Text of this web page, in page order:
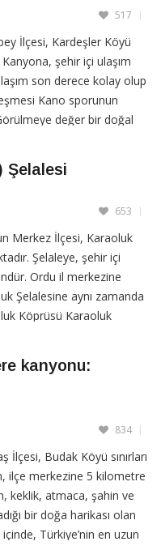
517
İlçesi, Kardeşler Köyü
Kanyona, şehir içi ulaşım
son derece kolay olup
Kano sporunun
değer bir doğal
Şelalesi
653
Merkez İlçesi, Karaoluk
Şelaleye, şehir içi
Ordu il merkezine
Şelalesine aynı zamanda
Köprüsü Karaoluk
kanyonu:
834
İlçesi, Budak Köyü sınırları
ilçe merkezine 5 kilometre
keklik, atmaca, şahin ve
bir doğa harikası olan
Türkiye’nin en uzun